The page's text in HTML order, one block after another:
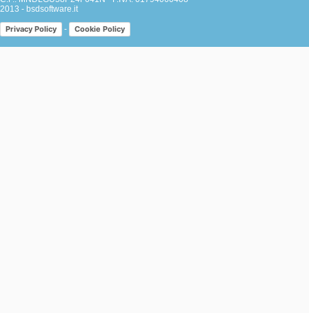
2013 - bsdsoftware.it
Privacy Policy - Cookie Policy